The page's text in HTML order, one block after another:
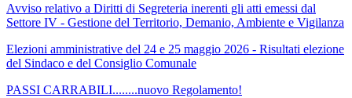
Avviso relativo a Diritti di Segreteria inerenti gli atti emessi dal
Settore IV - Gestione del Territorio, Demanio, Ambiente e Vigilanza
Elezioni amministrative del 24 e 25 maggio 2026 - Risultati elezione
del Sindaco e del Consiglio Comunale
PASSI CARRABILI........nuovo Regolamento!